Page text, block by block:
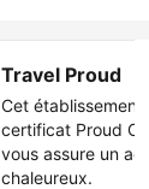
Travel Proud
Cet
certificat Proud
vous assure un
chaleureux.